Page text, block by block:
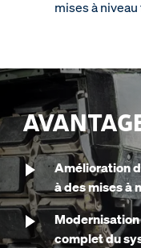
mises à
Amélioration
à des mises à
complet du